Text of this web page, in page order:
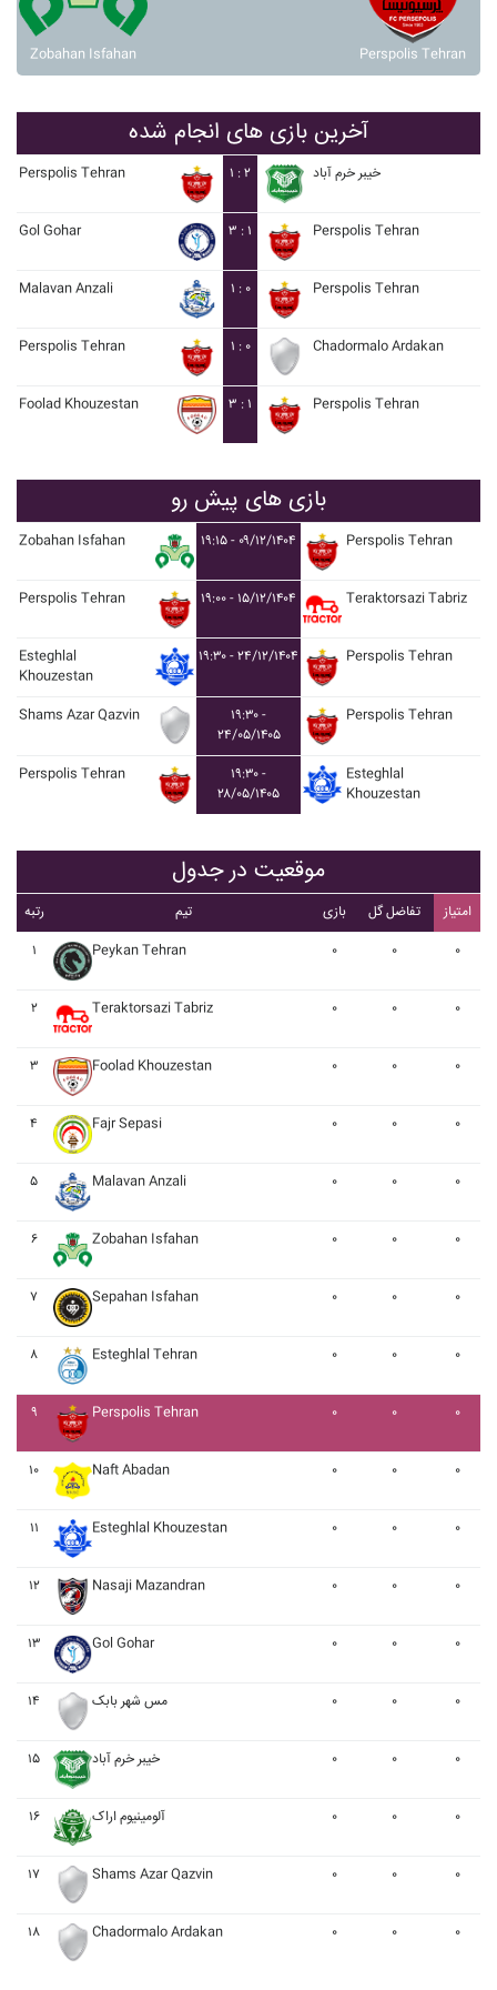
Zobahan Isfahan Perspolis Tehran
آخرین بازی های انجام شده
Perspolis Tehran ۱ : ۲ خيبر خرم آباد
Gol Gohar ۳ : ۱ Perspolis Tehran
Malavan Anzali ۱ : ۰ Perspolis Tehran
Perspolis Tehran ۱ : ۰ Chadormalo Ardakan
Foolad Khouzestan ۳ : ۱ Perspolis Tehran
بازی های پیش رو
Zobahan Isfahan ۱۹:۱۵ - ۰۹/۱۲/۱۴۰۴ Perspolis Tehran
Perspolis Tehran ۱۹:۰۰ - ۱۵/۱۲/۱۴۰۴ Teraktorsazi Tabriz
Esteghlal
Khouzestan
۱۹:۳۰ - ۲۴/۱۲/۱۴۰۴ Perspolis Tehran
Shams Azar Qazvin
۱۹:۳۰ -
۲۴/۰۵/۱۴۰۵
Perspolis Tehran
Perspolis Tehran
۱۹:۳۰ -
۲۸/۰۵/۱۴۰۵
Esteghlal
Khouzestan
موقعیت در جدول
رتبه تیم بازی تفاضل گل
امتیاز
۱
Peykan Tehran ۰ ۰ ۰
۲ Teraktorsazi Tabriz ۰ ۰ ۰
۳ Foolad Khouzestan ۰ ۰ ۰
۴ Fajr Sepasi ۰ ۰ ۰
۵ Malavan Anzali ۰ ۰ ۰
۶ Zobahan Isfahan ۰ ۰ ۰
۷ Sepahan Isfahan ۰ ۰ ۰
۸ Esteghlal Tehran ۰ ۰ ۰
۹ Perspolis Tehran ۰ ۰ ۰
۱۰ Naft Abadan ۰ ۰ ۰
۱۱ Esteghlal Khouzestan ۰ ۰ ۰
۱۲ Nasaji Mazandran ۰ ۰ ۰
۱۳ Gol Gohar ۰ ۰ ۰
۱۴ مس شهر بابک ۰ ۰ ۰
۱۵ خيبر خرم آباد ۰ ۰ ۰
۱۶ آلومينيوم اراک ۰ ۰ ۰
۱۷ Shams Azar Qazvin ۰ ۰ ۰
۱۸ Chadormalo Ardakan ۰ ۰ ۰